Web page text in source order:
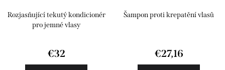
Rozjasňující tekutý kondicionér
pro jemné vlasy
€32
Šampon proti krepatění vlasů
€27,16